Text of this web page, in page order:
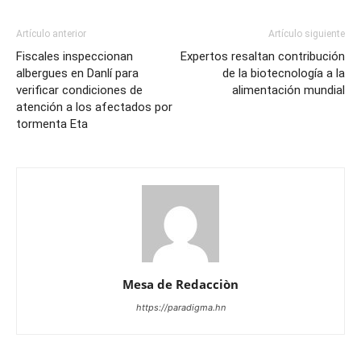
Artículo anterior
Fiscales inspeccionan
albergues en Danlí para
verificar condiciones de
atención a los afectados por
tormenta Eta
Artículo siguiente
Expertos resaltan contribución
de la biotecnología a la
alimentación mundial
Mesa de Redacciòn
https://paradigma.hn